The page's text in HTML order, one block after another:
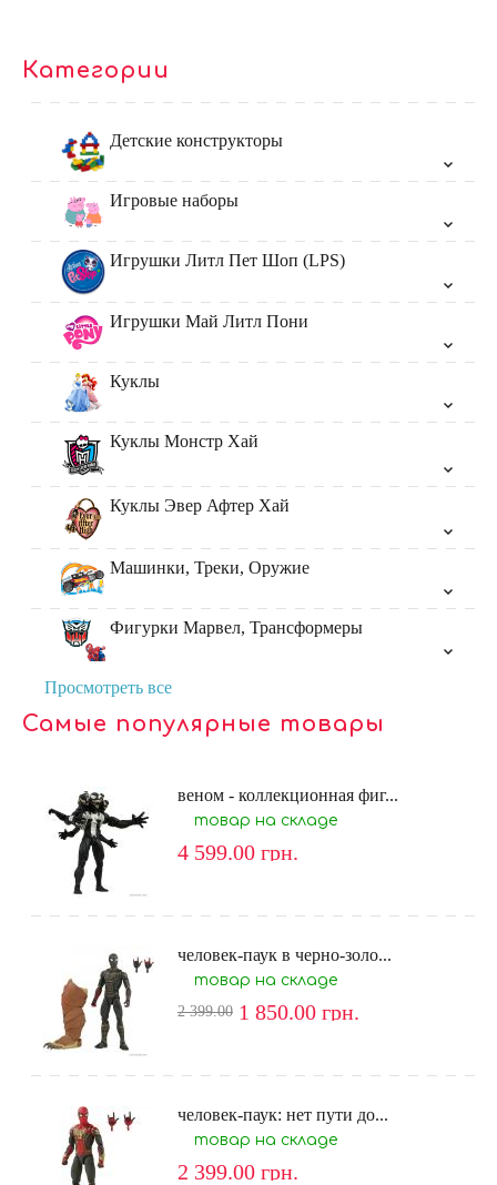
Категории
Детские конструкторы
Игровые наборы
Игрушки Литл Пет Шоп (LPS)
Игрушки Май Литл Пони
Куклы
Куклы Монстр Хай
Куклы Эвер Афтер Хай
Машинки, Треки, Оружие
Фигурки Марвел, Трансформеры
Просмотреть все
Самые популярные товары
веном - коллекционная фиг...
товар на складе
4 599.00 грн.
человек-паук в черно-золо...
товар на складе
2 399.00 1 850.00 грн.
человек-паук: нет пути до...
товар на складе
2 399.00 грн.